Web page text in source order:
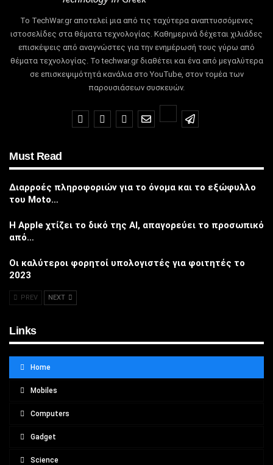
Το TechWar.gr αποτελεί μια από τις ταχύτερα αναπτυσσόμενες
ιστοσελίδες στα θέματα τεχνολογίας. Καθημερινά δέχεται χιλιάδες
επισκέψεις από αναγνώστες για την ενημέρωσή τους γύρω από
θέματα τεχνολογίας. Το techwar.gr διαθέτει και ένα από μεγαλύτερα
σε επισκεψιμότητά κανάλια στο YouTube, στον τομέα των
παρουσιάσεων συσκευών.
Must Read
Διαρροές πληροφοριών για το όνομα και το εξώφυλλο
του Moto…
Η Apple χτίζει το δικό της AI, απαγορεύει το προσωπικό
από…
Οι καλύτεροι φορητοί υπολογιστές για φοιτητές το
2023
PREV NEXT
Links
Home
Mobiles
Computers
Gadget
Science